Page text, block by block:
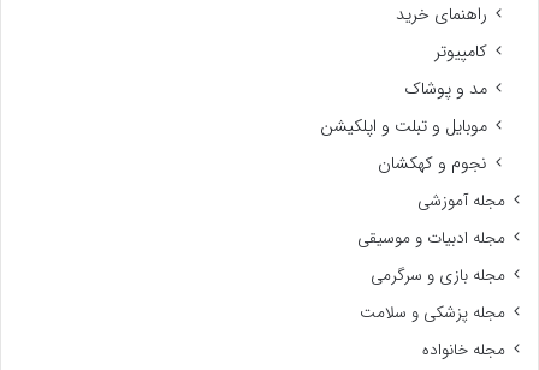
راهنمای خرید
کامپیوتر
مد و پوشاک
موبایل و تبلت و اپلکیشن
نجوم و کهکشان
مجله آموزشی
مجله ادبیات و موسیقی
مجله بازی و سرگرمی
مجله پزشکی و سلامت
مجله خانواده